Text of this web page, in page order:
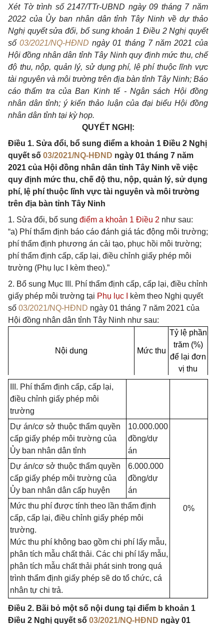
Xét Tờ trình số 2147/TTr-UBND ngày 09 tháng 7 năm
2022 của Ủy ban nhân dân tỉnh Tây Ninh về dự thảo
Nghị quyết sửa đổi, bổ sung khoản 1 Điều 2 Nghị quyết
số 03/2021/NQ-HĐND ngày 01 tháng 7 năm 2021 của
Hội đồng nhân dân tỉnh Tây Ninh quy định mức thu, chế
độ thu, nộp, quản lý, sử dụng phí, lệ phí thuộc lĩnh vực
tài nguyên và môi trường trên địa bàn tỉnh Tây Ninh; Báo
cáo thẩm tra của Ban Kinh tế - Ngân sách Hội đồng
nhân dân tỉnh; ý kiến thảo luận của đại biểu Hội đồng
nhân dân tỉnh tại kỳ họp.
QUYẾT NGHỊ:
Điều 1. Sửa đổi, bổ sung điểm a khoản 1 Điều 2 Nghị
quyết số 03/2021/NQ-HĐND ngày 01 tháng 7 năm
2021 của Hội đồng nhân dân tỉnh Tây Ninh về việc
quy định mức thu, chế độ thu, nộp, quản lý, sử dụng
phí, lệ phí thuộc lĩnh vực tài nguyên và môi trường
trên địa bàn tỉnh Tây Ninh
1. Sửa đổi, bổ sung điểm a khoản 1 Điều 2 như sau:
“a) Phí thẩm định báo cáo đánh giá tác động môi trường;
phí thẩm định phương án cải tạo, phục hồi môi trường;
phí thẩm định cấp, cấp lại, điều chỉnh giấy phép môi
trường (Phụ lục I kèm theo).”
2. Bổ sung Mục III. Phí thẩm định cấp, cấp lại, điều chỉnh
giấy phép môi trường tại Phụ lục I
kèm theo Nghị quyết
số 03/2021/NQ-HĐND ngày 01 tháng 7 năm 2021 của
Hội đồng nhân dân tỉnh Tây Ninh như sau:
Nội dung Mức thu
Tỷ lệ phần
trăm (%)
để lại đơn
vị thu
III. Phí thẩm định cấp, cấp lại,
điều chỉnh giấy phép môi
trường
Dự án/cơ sở thuộc thẩm quyền
cấp giấy phép môi trường của
Ủy ban nhân dân tỉnh
10.000.000
đồng/dự
án
0%
Dự án/cơ sở thuộc thẩm quyền
cấp giấy phép môi trường của
Ủy ban nhân dân cấp huyện
6.000.000
đồng/dự
án
Mức thu phí được tính theo lần thẩm định
cấp, cấp lại, điều chỉnh giấy phép môi
trường.
Mức thu phí không bao gồm chi phí lấy mẫu,
phân tích mẫu chất thải. Các chi phí l ấy mẫu,
phân tích mẫu chất thải phát sinh trong quá
trình thẩm định giấy phép sẽ do tổ chức, cá
nhân tự chi trả.
Điều 2. Bãi bỏ một số nội dung tại điểm b khoản 1
Điều 2 Nghị quyết số 03/2021/NQ-HĐND ngày 01